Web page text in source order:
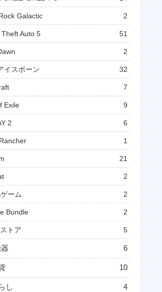
Galactic 2
Auto 5 51
2
イスボーン 32
7
Exile 9
2 6
1
21
2
ーム 2
Bundle 2
トア 5
6
10
し 4